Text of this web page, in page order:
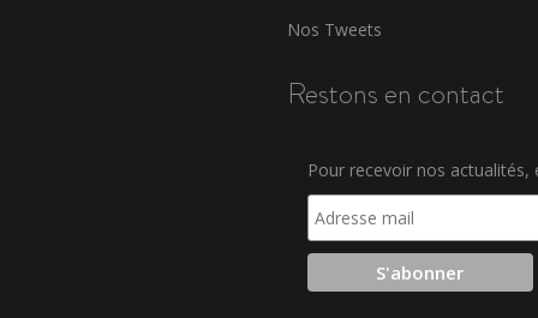
Nos Tweets
Restons en contact
Pour recevoir nos